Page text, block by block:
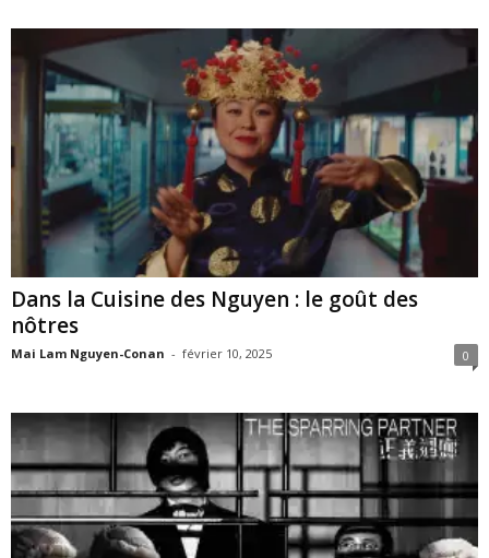
Dans la Cuisine des Nguyen : le goût des
nôtres
Mai Lam Nguyen-Conan - février 10, 2025 0